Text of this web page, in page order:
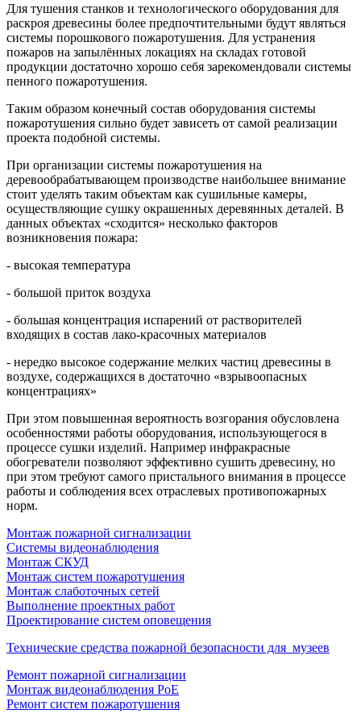
Для тушения станков и технологического оборудования для
раскроя древесины более предпочтительными будут являться
системы порошкового пожаротушения. Для устранения
пожаров на запылённых локациях на складах готовой
продукции достаточно хорошо себя зарекомендовали системы
пенного пожаротушения.
Таким образом конечный состав оборудования системы
пожаротушения сильно будет зависеть от самой реализации
проекта подобной системы.
При организации системы пожаротушения на
деревообрабатывающем производстве наибольшее внимание
стоит уделять таким объектам как сушильные камеры,
осуществляющие сушку окрашенных деревянных деталей. В
данных объектах «сходится» несколько факторов
возникновения пожара:
- высокая температура
- большой приток воздуха
- большая концентрация испарений от растворителей
входящих в состав лако-красочных материалов
- нередко высокое содержание мелких частиц древесины в
воздухе, содержащихся в достаточно «взрывоопасных
концентрациях»
При этом повышенная вероятность возгорания обусловлена
особенностями работы оборудования, использующегося в
процессе сушки изделий. Например инфракрасные
обогреватели позволяют эффективно сушить древесину, но
при этом требуют самого пристального внимания в процессе
работы и соблюдения всех отраслевых противопожарных
норм.
Монтаж пожарной сигнализации
Системы видеонаблюдения
Монтаж СКУД
Монтаж систем пожаротушения
Монтаж слаботочных сетей
Выполнение проектных работ
Проектирование систем оповещения
Технические средства пожарной безопасности для музеев
Ремонт пожарной сигнализации
Монтаж видеонаблюдения PoE
Ремонт систем пожаротушения